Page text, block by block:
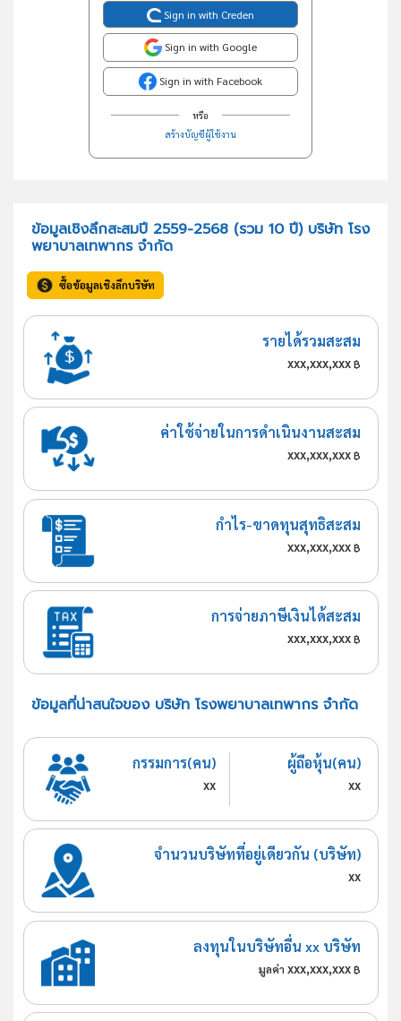
Sign in with Creden
Sign in with Google
Sign in with Facebook
หรือ
สร้างบัญชีผู้ใช้งาน
ข้อมูลเชิงลึกสะสมปี 2559-2568 (รวม 10 ปี) บริษัท โรง
พยาบาลเทพากร จำกัด
ซื้อข้อมูลเชิงลึกบริษัท
รายได้รวมสะสม
xxx,xxx,xxx฿
ค่าใช้จ่ายในการดำเนินงานสะสม
xxx,xxx,xxx฿
กำไร-ขาดทุนสุทธิสะสม
xxx,xxx,xxx฿
การจ่ายภาษีเงินได้สะสม
xxx,xxx,xxx฿
ข้อมูลที่น่าสนใจของ บริษัท โรงพยาบาลเทพากร จำกัด
กรรมการ(คน)
xx
ผู้ถือหุ้น(คน)
xx
จำนวนบริษัทที่อยู่เดียวกัน (บริษัท)
xx
ลงทุนในบริษัทอื่น xx บริษัท
มูลค่า xxx,xxx,xxx ฿